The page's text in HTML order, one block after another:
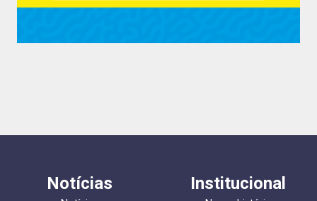
Notícias Institucional